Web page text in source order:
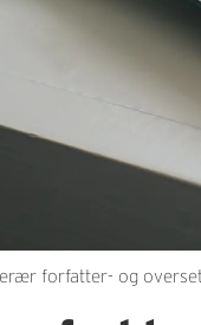
forfatter- og